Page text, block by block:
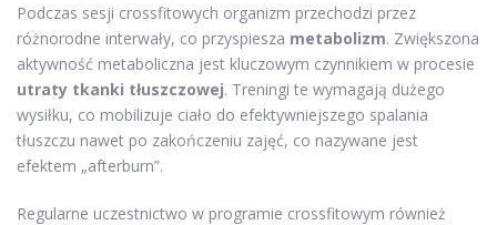
Podczas sesji crossfitowych organizm przechodzi przez
różnorodne interwały, co przyspiesza metabolizm. Zwiększona
aktywność metaboliczna jest kluczowym czynnikiem w procesie
utraty tkanki tłuszczowej. Treningi te wymagają dużego
wysiłku, co mobilizuje ciało do efektywniejszego spalania
tłuszczu nawet po zakończeniu zajęć, co nazywane jest
efektem „afterburn”.
Regularne uczestnictwo w programie crossfitowym również